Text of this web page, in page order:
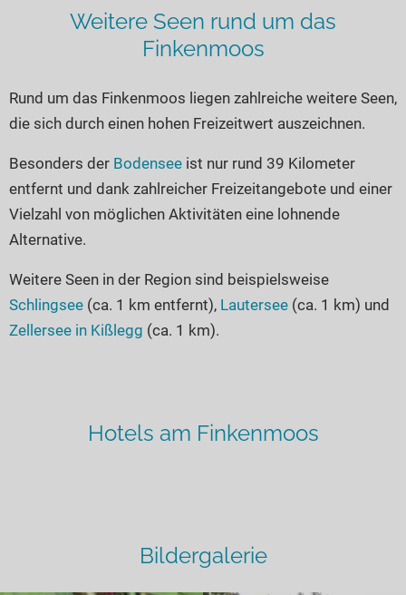
alle Länder…Weitere Seen rund um das
Finkenmoos
Rund um das Finkenmoos liegen zahlreiche weitere Seen,
die sich durch einen hohen Freizeitwert auszeichnen.
Besonders der Bodensee ist nur rund 39 Kilometer
entfernt und dank zahlreicher Freizeitangebote und einer
Vielzahl von möglichen Aktivitäten eine lohnende
Alternative.
Weitere Seen in der Region sind beispielsweise
Schlingsee (ca. 1 km entfernt), Lautersee (ca. 1 km) und
Zellersee in Kißlegg (ca. 1 km).
Hotels am Finkenmoos
Bildergalerie